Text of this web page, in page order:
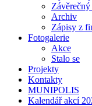
Závěrečný
Archiv
Zápisy z
Fotogalerie
Akce
Stalo se
Projekty
Kontakty
MUNIPOLIS
Kalendář akcí